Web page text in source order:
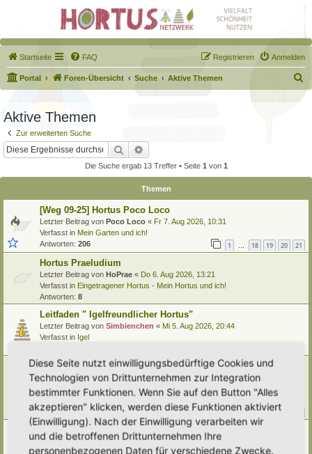
Startseite FAQ Anmelden
Registrieren
Portal Foren-Übersicht Suche Aktive Themen
u
Aktive Themen
Zur erweiterten Suche
Suche
Die Suche ergab 13 Treffer • Seite 1 von 1
Themen
[Weg 09-25] Hortus Poco Loco
Letzter Beitrag von Poco Loco « Fr 7. Aug 2026, 10:31
Verfasst in Mein Garten und ich!
Antworten: 206 1 … 18 19 20 21
Hortus Praeludium
Letzter Beitrag von HoPrae « Do 6. Aug 2026, 13:21
Verfasst in Eingetragener Hortus - Mein Hortus und ich!
Antworten: 8
Leitfaden " Igelfreundlicher Hortus"
Letzter Beitrag von Simbienchen « Mi 5. Aug 2026, 20:44
Verfasst in Igel
Welcher Gartenhäcksler ist für die Kompostwirtschaft im
Garten empfehlenswert?
Letzter Beitrag vonSimbienchen« Mi 5. Aug 2026, 14:15
Antworten:14
Ernte im Juli
Letzter Beitrag von Umkraut«Mi 5. Aug 2026, 01:50
Diese Seite nutzt einwilligungsbedürftige Cookies und
Technologien von Drittunternehmen zur Integration
bestimmter Funktionen. Wenn Sie auf den Button "Alles
akzeptieren" klicken, werden diese Funktionen aktiviert
(Einwilligung). Nach der Einwilligung verarbeiten wir
und die betroffenen Drittunternehmen Ihre
personenbezogenen Daten für verschiedene Zwecke.